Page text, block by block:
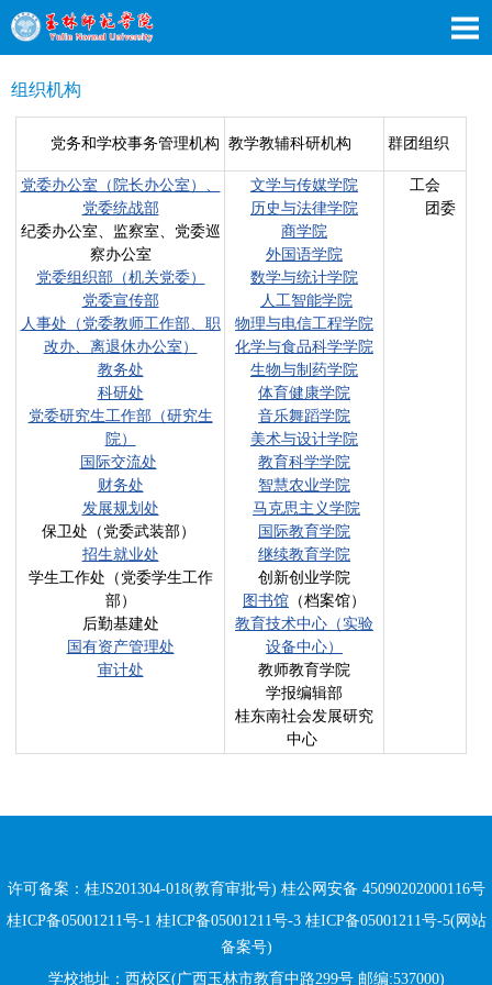
组织机构
党务和学校事务管理机构 教学教辅科研机构 群团组织
党委办公室（院长办公室）、
党委统战部
纪委办公室、监察室、党委巡
察办公室
党委组织部（机关党委）
党委宣传部
人事处（党委教师工作部、职
改办、离退休办公室）
教务处
科研处
党委研究生工作部（研究生
院）
国际交流处
财务处
发展规划处
保卫处（党委武装部）
招生就业处
学生工作处（党委学生工作
部）
后勤基建处
国有资产管理处
审计处
文学与传媒学院
历史与法律学院
商学院
外国语学院
数学与统计学院
人工智能学院
物理与电信工程学院
化学与食品科学学院
生物与制药学院
体育健康学院
音乐舞蹈学院
美术与设计学院
教育科学学院
智慧农业学院
马克思主义学院
国际教育学院
继续教育学院
创新创业学院
图书馆 （档案馆）
教育技术中心（实验
设备中心）
教师教育学院
学报编辑部
桂东南社会发展研究
中心
工会
团委
许可备案：桂JS201304-018(教育审批号) 桂公网安备 45090202000116号
桂ICP备05001211号-1 桂ICP备05001211号-3 桂ICP备05001211号-5(网站
备案号)
学校地址：西校区(广西玉林市教育中路299号 邮编:537000)